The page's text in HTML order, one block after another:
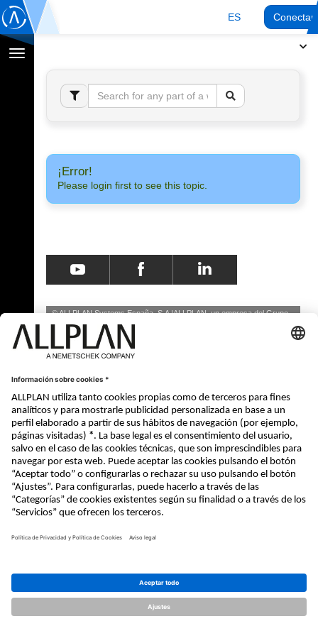
ES
Cambiar
navegación
¡Error!
Please login first to see this topic.
© ALLPLAN Systems España, S.A ALLPLAN, un empresa delGrupo
Nemetschek